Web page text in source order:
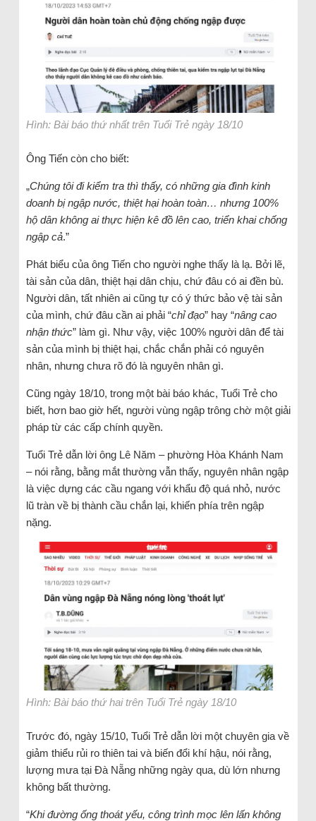
Hình: Bài báo thứ nhất trên Tuổi Trẻ ngày 18/10
Ông Tiến còn cho biết:
„Chúng tôi đi kiểm tra thì thấy, có những gia đình kinh
doanh bị ngập nước, thiệt hại hoàn toàn… nhưng 100%
hộ dân không ai thực hiện kê đồ lên cao, triển khai chống
ngập cả.”
Phát biểu của ông Tiến cho người nghe thấy là lạ. Bởi lẽ,
tài sản của dân, thiệt hại dân chịu, chứ đâu có ai đền bù.
Người dân, tất nhiên ai cũng tự có ý thức bảo vệ tài sản
của mình, chứ đâu cần ai phải “chỉ đạo” hay “nâng cao
nhận thức” làm gì. Như vậy, việc 100% người dân để tài
sản của mình bị thiệt hại, chắc chắn phải có nguyên
nhân, nhưng chưa rõ đó là nguyên nhân gì.
Cũng ngày 18/10, trong một bài báo khác, Tuổi Trẻ cho
biết, hơn bao giờ hết, người vùng ngập trông chờ một giải
pháp từ các cấp chính quyền.
Tuổi Trẻ dẫn lời ông Lê Năm – phường Hòa Khánh Nam
– nói rằng, bằng mắt thường vẫn thấy, nguyên nhân ngập
là việc dựng các cầu ngang với khẩu độ quá nhỏ, nước
lũ tràn về bị thành cầu chắn lại, khiến phía trên ngập
nặng.
Hình: Bài báo thứ hai trên Tuổi Trẻ ngày 18/10
Trước đó, ngày 15/10, Tuổi Trẻ dẫn lời một chuyên gia về
giảm thiểu rủi ro thiên tai và biến đổi khí hậu, nói rằng,
lượng mưa tại Đà Nẵng những ngày qua, dù lớn nhưng
không bất thường.
“Khi đường ống thoát yếu, công trình mọc lên lấn không